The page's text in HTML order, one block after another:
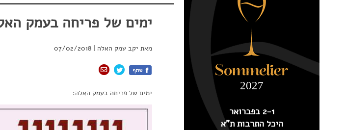
ימים של פריחה בעמק
מאת יקב עמק האלה |
07/02/2018
ימים של פריחה בעמק האלה:
2027
2-1 בפברואר
היכל התרבות ת"א